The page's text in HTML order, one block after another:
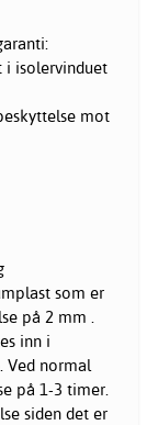
i isolervinduet
mot
som er
på 2 mm .
inn i
Ved normal
på 1-3 timer.
siden det er